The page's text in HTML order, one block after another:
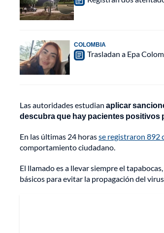
COLOMBIA
Trasladan a Epa
Las autoridades estudian aplicar
descubra que hay pacientes positivos
En las últimas 24 horasse registraron 892
comportamiento ciudadano.
El llamado es a llevar siempre el
básicos para evitar la propagación del